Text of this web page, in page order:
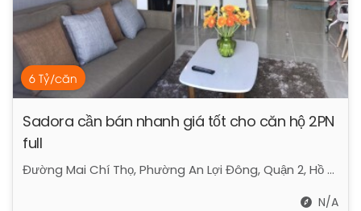
6 Tỷ/căn
Sadora cần bán nhanh giá tốt cho căn hộ 2PN
full
Đường Mai Chí Thọ, Phường An Lợi Đông, Quận 2, Hồ Chí Minh
N/A